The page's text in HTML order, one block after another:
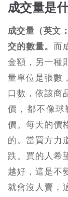
成交量是
成交量（英文
交的數量。 而
金額，另一種
量單位是張數
口數，依該商
價，都不像球
價。每天的價
的。當買方力
跌。 買的人希
越好，這是不
就會沒人賣，